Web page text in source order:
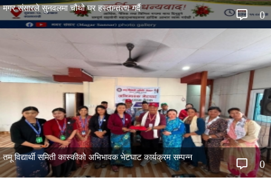
0
मगर संसारले सुनवलमा चौथो घर हस्तान्तरण गर्दै
0
तमू विद्यार्थी समिती कास्कीको अभिभावक भेटघाट कार्यक्रम सम्पन्न